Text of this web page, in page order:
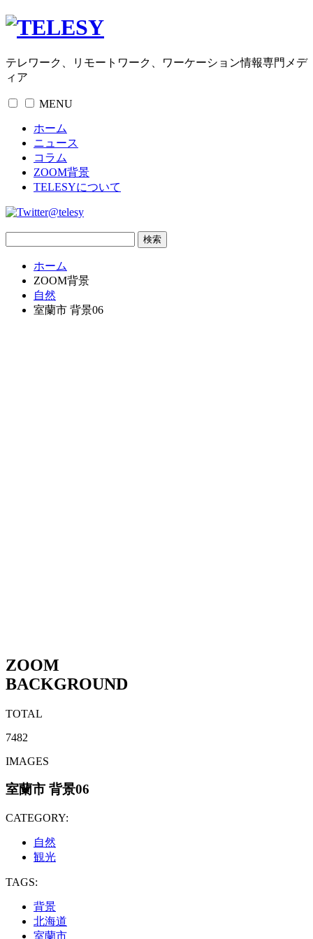
テレワーク、リモートワーク、ワーケーション情報専門メデ
ィア
MENU
ホーム
ニュース
コラム
ZOOM背景
TELESYについて
@telesy
ホーム
ZOOM背景
自然
室蘭市 背景06
ZOOM
BACKGROUND
TOTAL
7482
IMAGES
室蘭市 背景06
CATEGORY:
自然
観光
TAGS:
背景
北海道
室蘭市